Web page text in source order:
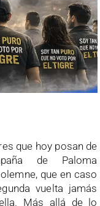
que hoy posan de
de Paloma
que en caso
vuelta jamás
Más allá de lo